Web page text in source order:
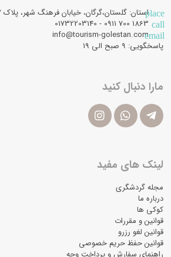
placeاستان: گلستان،گرگان، خیابان فرهنگ شهر، پلاک 17، طبقه: همکف،
call
email
info@tourism-golestan.com
پاسخگویی: ۹ صبح الی 19
مارا دنبال کنید
لینک های مفید
مجله گردشگری
درباره ما
کوکی ها
قوانین و مقررات
قوانین لغو رزرو
قوانین حفظ حریم خصوصی